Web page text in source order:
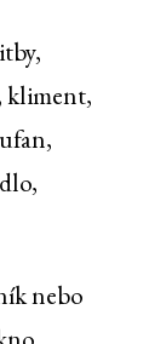
kliment,
nebo